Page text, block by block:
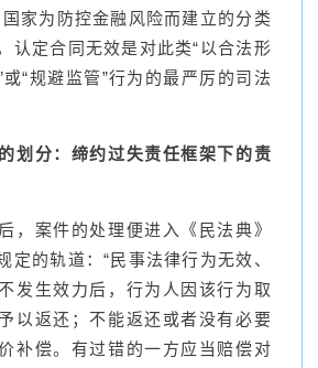
家为防控金融风险而建立的分类
认定合同无效是对此类“以合法形
“规避监管”行为的最严厉的司法
划分：缔约过失责任框架下的责
，案件的处理便进入《民法典》
定的轨道：“民事法律行为无效、
发生效力后，行为人因该行为取
以返还；不能返还或者没有必要
补偿。有过错的一方应当赔偿对